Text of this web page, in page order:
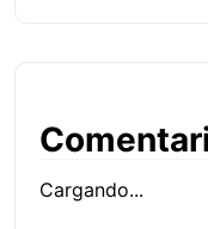
Cargando...